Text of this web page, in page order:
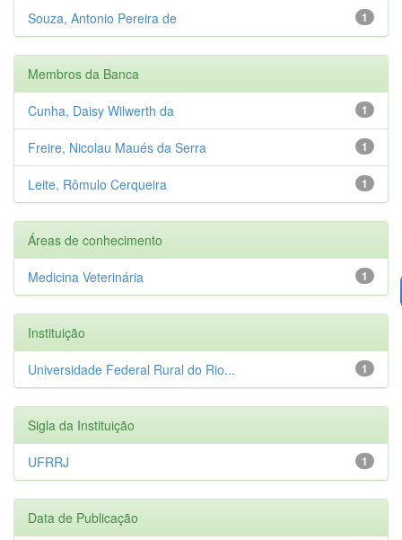
1
Souza, Antonio Pereira de
Membros da Banca
1
Cunha, Daisy Wilwerth da
1
Freire, Nicolau Maués da Serra
1
Leite, Rômulo Cerqueira
Áreas de conhecimento
1
Medicina Veterinária
Instituição
1
Universidade Federal Rural do Rio...
Sigla da Instituição
1
UFRRJ
Data de Publicação